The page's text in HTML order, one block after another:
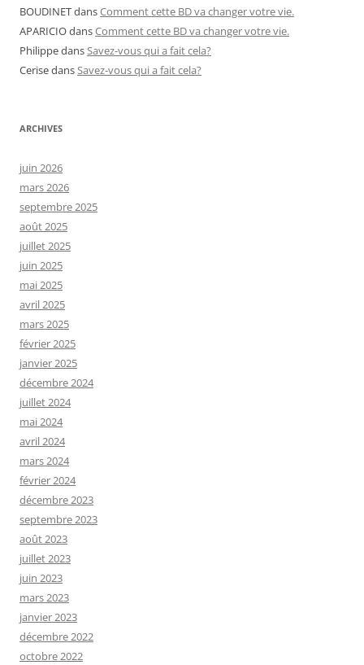
BOUDINETdansComment cette BD va changer votre vie.
APARICIOdansComment cette BD va changer votre vie.
PhilippedansSavez-vous qui a fait cela?
CerisedansSavez-vous qui a fait cela?
ARCHIVES
juin 2026
mars 2026
septembre 2025
août 2025
juillet 2025
juin 2025
mai 2025
avril 2025
mars 2025
février 2025
janvier 2025
décembre 2024
juillet 2024
mai 2024
avril 2024
mars 2024
février 2024
décembre 2023
septembre 2023
août 2023
juillet 2023
juin 2023
mars 2023
janvier 2023
décembre 2022
octobre 2022